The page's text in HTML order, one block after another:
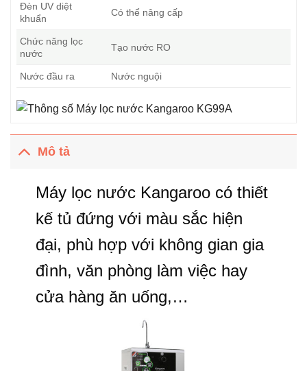
Đèn UV diệt
khuẩn
Có thể nâng cấp
Chức năng lọc
nước
Tạo nước RO
Nước đầu ra Nước nguội
Mô tả
Máy lọc nước Kangaroo có thiết
kế tủ đứng với màu sắc hiện
đại, phù hợp với không gian gia
đình, văn phòng làm việc hay
cửa hàng ăn uống,…